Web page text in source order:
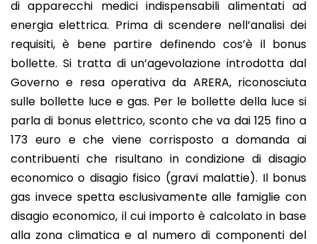
di apparecchi medici indispensabili alimentati ad
energia elettrica. Prima di scendere nell’analisi dei
requisiti, è bene partire definendo cos’è il bonus
bollette. Si tratta di un’agevolazione introdotta dal
Governo e resa operativa da ARERA, riconosciuta
sulle bollette luce e gas. Per le bollette della luce si
parla di bonus elettrico, sconto che va dai 125 fino a
173 euro e che viene corrisposto a domanda ai
contribuenti che risultano in condizione di disagio
economico o disagio fisico (gravi malattie). Il bonus
gas invece spetta esclusivamente alle famiglie con
disagio economico, il cui importo è calcolato in base
alla zona climatica e al numero di componenti del